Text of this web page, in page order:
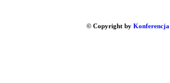
© Copyright by Konferencja